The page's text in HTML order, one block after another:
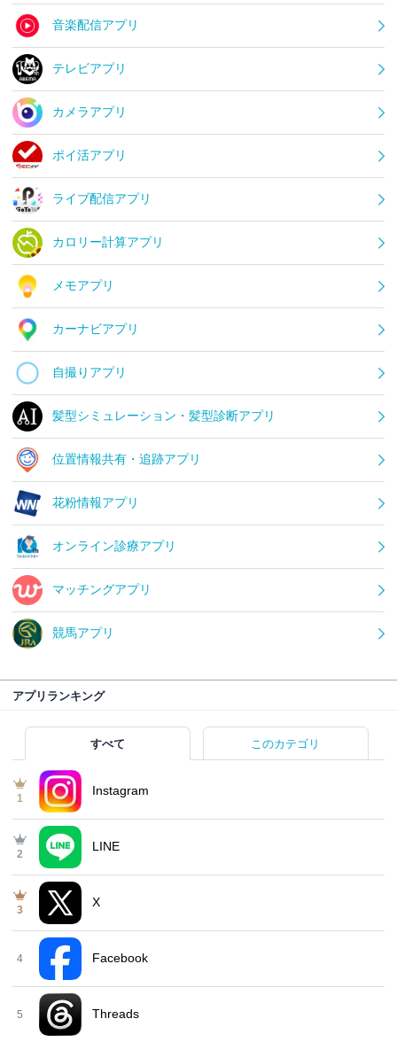
音楽配信アプリ
テレビアプリ
カメラアプリ
ポイ活アプリ
ライブ配信アプリ
カロリー計算アプリ
メモアプリ
カーナビアプリ
自撮りアプリ
髪型シミュレーション・髪型診断アプリ
位置情報共有・追跡アプリ
花粉情報アプリ
オンライン診療アプリ
マッチングアプリ
競馬アプリ
アプリランキング
すべて このカテゴリ
1
Instagram
2
LINE
3
X
4 Facebook
5 Threads